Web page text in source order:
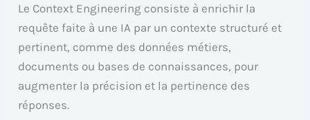
Le Context Engineering consiste à enrichir la
requête faite à une IA par un contexte structuré et
pertinent, comme des données métiers,
documents ou bases de connaissances, pour
augmenter la précision et la pertinence des
réponses.